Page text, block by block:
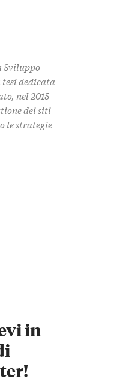
Sviluppo
dedicata
nel 2015
dei siti
le strategie
in